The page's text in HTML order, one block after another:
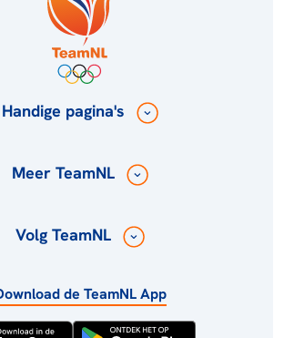
Handige pagina's
Meer TeamNL
Volg TeamNL
de TeamNL App